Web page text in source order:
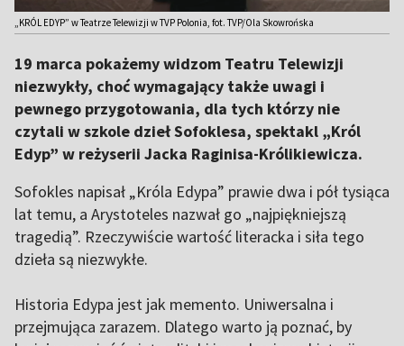
„KRÓL EDYP” w Teatrze Telewizji w TVP Polonia, fot. TVP/Ola Skowrońska
19 marca pokażemy widzom Teatru Telewizji
niezwykły, choć wymagający także uwagi i
pewnego przygotowania, dla tych którzy nie
czytali w szkole dzieł Sofoklesa, spektakl „Król
Edyp” w reżyserii Jacka Raginisa-Królikiewicza.
Sofokles napisał „Króla Edypa” prawie dwa i pół tysiąca
lat temu, a Arystoteles nazwał go „najpiękniejszą
tragedią”. Rzeczywiście wartość literacka i siła tego
dzieła są niezwykłe.
Historia Edypa jest jak memento. Uniwersalna i
przejmująca zarazem. Dlatego warto ją poznać, by